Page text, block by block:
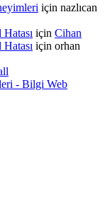
için nazlıcan
için Cihan
için orhan
- Bilgi Web